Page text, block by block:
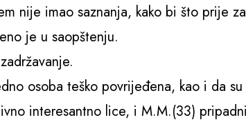
nije imao saznanja, kako bi što prije
je u saopštenju.
osoba teško povrijeđena, kao i da
interesantno lice, i M.M.(33)